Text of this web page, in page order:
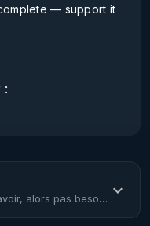
— support it
:
sur les
Boniface reçoit
de faire 10 d'étude pour injecter un produ...